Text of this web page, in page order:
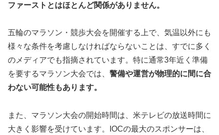
ファーストとはほとんど関係がありません。
五輪のマラソン・競歩大会を開催する上で、気温以外にも
様々な条件を考慮しなければならないことは、すでに多く
のメディアでも指摘されています。特に通常3年近く準備
を要するマラソン大会では、 警備や運営が物理的に間に合
わない可能性もあります。
また、マラソン大会の開始時間は、米テレビの放送時間に
大きく影響を受けています。IOCの最大のスポンサーは、